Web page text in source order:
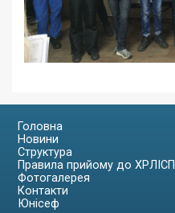
Головна
Новини
Структура
Правила прийому до ХРЛІСП
Фотогалерея
Контакти
Юнісеф